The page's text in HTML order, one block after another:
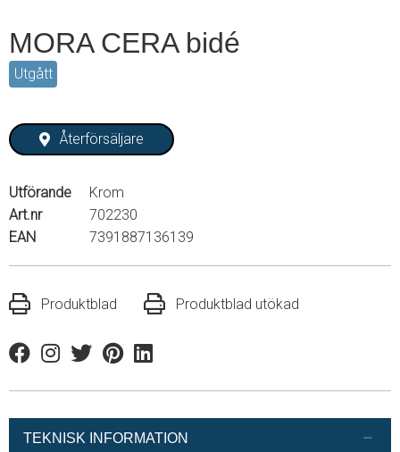
MORA CERA bidé
Utgått
Återförsäljare
Utförande
Krom
Art.nr
702230
EAN
7391887136139
Produktblad Produktblad utökad
FacebookInstagram
TwitterPinterestLinkedin
TEKNISK INFORMATION